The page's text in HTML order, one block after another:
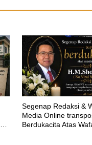
Segenap Redaksi &
Media Online
Berdukacita Atas